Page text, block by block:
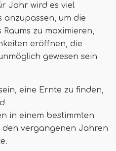
Jahr wird es viel
anzupassen, um die
zu maximieren,
eröffnen, die
gewesen sein
eine Ernte zu finden,
in einem bestimmten
den vergangenen Jahren